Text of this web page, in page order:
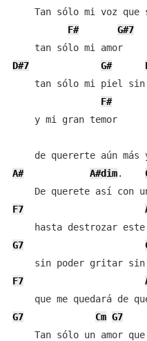
Tan sólo mi voz que
F#
G#7
D#7
G#
tan sólo mi piel
F#
    y mi gran temor
A#
A#dim.
F7
G7
F7
G7
Cm G7
Tan sólo un amor